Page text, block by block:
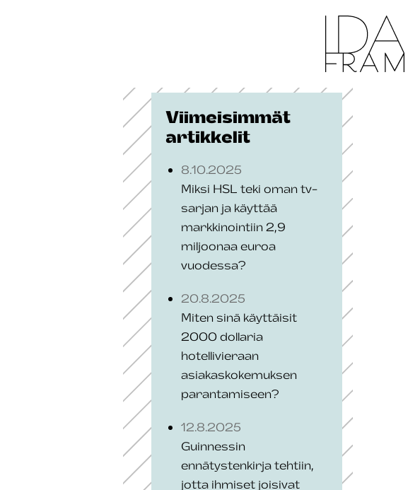
Viimeisimmät
artikkelit
8.10.2025
Miksi HSL teki oman tv-
sarjan ja käyttää
markkinointiin 2,9
miljoonaa euroa
vuodessa?
20.8.2025
Miten sinä käyttäisit
2000 dollaria
hotellivieraan
asiakaskokemuksen
parantamiseen?
12.8.2025
Guinnessin
ennätystenkirja tehtiin,
jotta ihmiset joisivat